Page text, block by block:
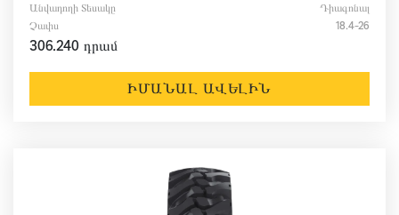
Անվադողի Տեսակը
Դիագոնալ
Չափս
18.4-26
306.240 դրամ
ԻՄԱՆԱԼ ԱՎԵԼԻՆ